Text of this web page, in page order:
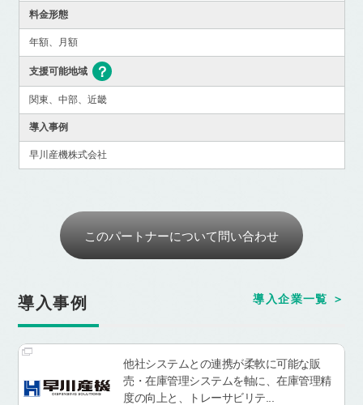
料金形態
年額、月額
支援可能地域
関東、中部、近畿
導入事例
早川産機株式会社
このパートナーについて問い合わせ
導入事例 導入企業一覧
他社システムとの連携が柔軟に可能な販
売・在庫管理システムを軸に、在庫管理精
度の向上と、トレーサビリテ...